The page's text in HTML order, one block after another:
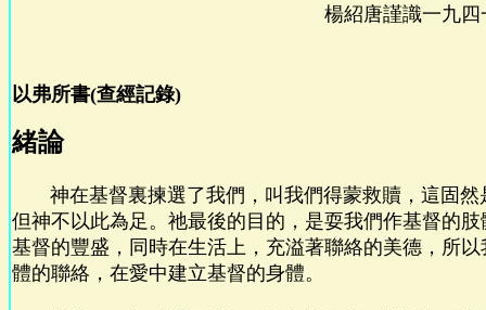
楊紹唐謹識一九
以弗所書(查經記錄)
緒論
神在基督裏揀選了我們，叫我們得蒙救贖，這固然
但神不以此為足。祂最後的目的，是耍我們作基督的
基督的豐盛，同時在生活上，充溢著聯絡的美德，所
體的聯絡，在愛中建立基督的身體。